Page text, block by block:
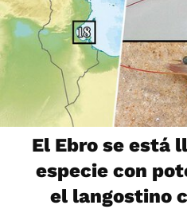
El Ebro se está
especie con
el langostino